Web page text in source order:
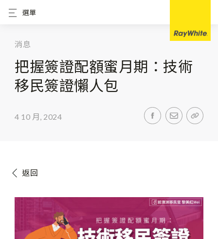
選單
消息
把握簽證配額蜜月期：技術
移民簽證懶人包
4 10 月, 2024
返回